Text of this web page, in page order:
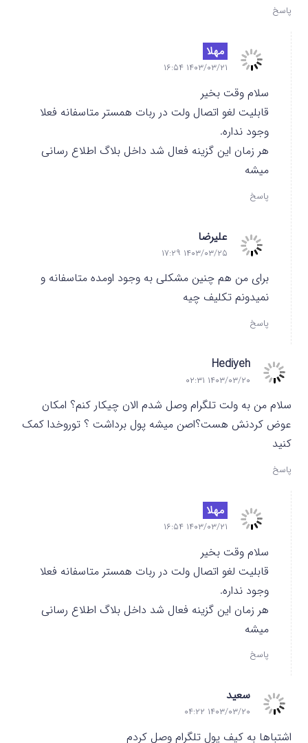
پاسخ
مهلا
۱۴۰۳/۰۳/۲۱ ۱۶:۵۴
سلام وقت بخیر
قابلیت لغو اتصال ولت در ربات همستر متاسفانه فعلا
وجود نداره.
هر زمان این گزینه فعال شد داخل بلاگ اطلاع رسانی
میشه
پاسخ
علیرضا
۱۴۰۳/۰۳/۲۵ ۱۷:۲۹
برای من هم چنین مشکلی به وجود اومده متاسفانه و
نمیدونم تکلیف چیه
پاسخ
Hediyeh
۱۴۰۳/۰۳/۲۰ ۰۲:۳۱
سلام من به ولت تلگرام وصل شدم الان چیکار کنم؟ امکان
عوض کردنش هست؟اصن میشه پول برداشت ؟ توروخدا کمک
کنید
پاسخ
مهلا
۱۴۰۳/۰۳/۲۱ ۱۶:۵۴
سلام وقت بخیر
قابلیت لغو اتصال ولت در ربات همستر متاسفانه فعلا
وجود نداره.
هر زمان این گزینه فعال شد داخل بلاگ اطلاع رسانی
میشه
پاسخ
سعید
۱۴۰۳/۰۳/۲۰ ۰۴:۲۲
اشتباها به کیف پول تلگرام وصل کردم